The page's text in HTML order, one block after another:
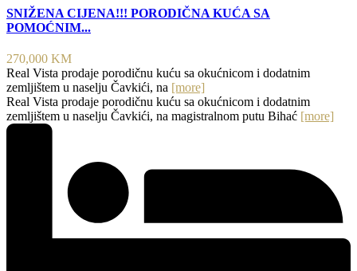
SNIŽENA CIJENA!!! PORODIČNA KUĆA SA
POMOĆNIM...
270,000 KM
Real Vista prodaje porodičnu kuću sa okućnicom i dodatnim
zemljištem u naselju Čavkići, na [more]
Real Vista prodaje porodičnu kuću sa okućnicom i dodatnim
zemljištem u naselju Čavkići, na magistralnom putu Bihać [more]